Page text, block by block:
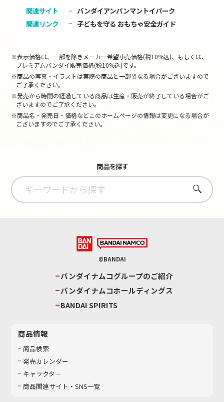
関連サイト
バンダイアンパンマントイパーク
関連リンク
子どもを守る おもちゃ安全ガイド
※表示価格は、一部を除きメーカー希望小売価格(税10%込)、もしくは、
プレミアムバンダイ販売価格(税10%込)です。
※商品の写真・イラストは実際の商品と一部異なる場合がございますので
ご了承ください。
※発売から時間の経過している商品は生産・販売が終了している場合がご
ざいますのでご了承ください。
※商品名・発売日・価格などこのホームページの情報は変更になる場合が
ございますのでご了承ください。
商品を探す
さがす
©BANDAI
バンダイナムコグループのご紹介
バンダイナムコホールディングス
BANDAI SPIRITS
商品情報
商品検索
発売カレンダー
キャラクター
商品関連サイト・SNS一覧